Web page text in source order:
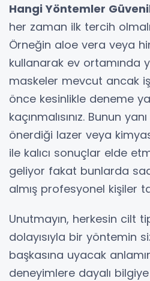
Hangi Yöntemler
her zaman ilk tercih
Örneğin aloe vera veya
kullanarak ev ortamında
maskeler mevcut ancak
önce kesinlikle deneme
kaçınmalısınız. Bunun
önerdiği lazer veya
ile kalıcı sonuçlar elde
geliyor fakat bunlarda
almış profesyonel kişiler
Unutmayın, herkesin cilt
dolayısıyla bir yöntemin
başkasına uyacak
deneyimlere dayalı